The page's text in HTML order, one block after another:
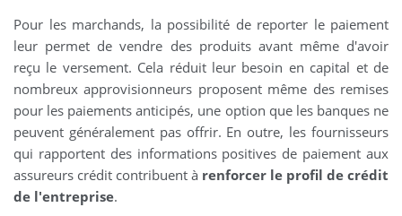
Pour les marchands, la possibilité de reporter le paiement
leur permet de vendre des produits avant même d'avoir
reçu le versement. Cela réduit leur besoin en capital et de
nombreux approvisionneurs proposent même des remises
pour les paiements anticipés, une option que les banques ne
peuvent généralement pas offrir. En outre, les fournisseurs
qui rapportent des informations positives de paiement aux
assureurs crédit contribuent à renforcer le profil de crédit
de l'entreprise.